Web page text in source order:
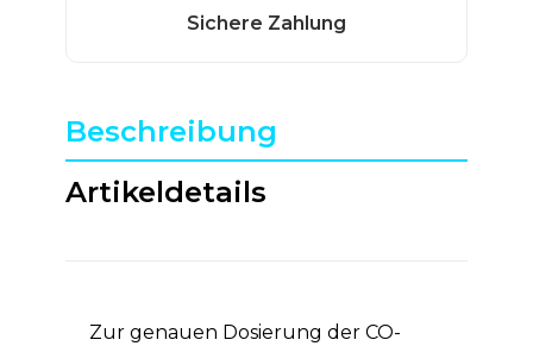
Beschreibung
Artikeldetails
Zur genauen Dosierung der CO-